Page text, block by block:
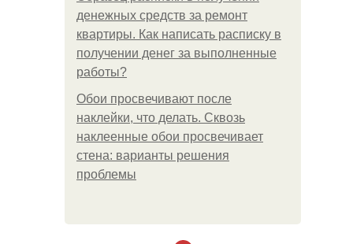
денежных средств за ремонт
квартиры. Как написать расписку в
получении денег за выполненные
работы?
Обои просвечивают после
наклейки, что делать. Сквозь
наклеенные обои просвечивает
стена: варианты решения
проблемы